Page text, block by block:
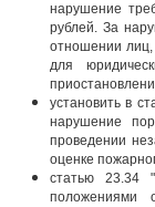
нарушение
рублей. За
отношении лиц,
для
установить в
нарушение
проведении
оценке
статью 23.34
положениями